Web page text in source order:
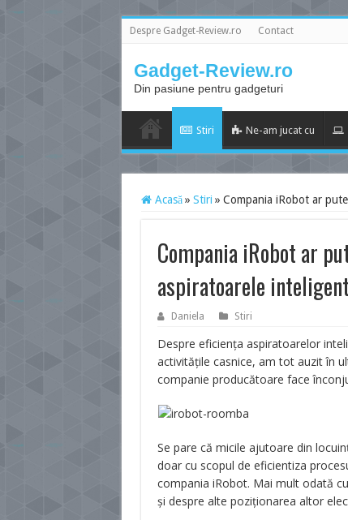
Despre Gadget-Review.ro Contact
Gadget-Review.ro
Din pasiune pentru gadgeturi
Stiri Ne-am jucat cu
Acasă » Stiri » Compania iRobot ar
Compania iRobot ar
aspiratoarele
Daniela Stiri
Despre eficiența aspiratoarelor
activitățile casnice, am tot auzit în
companie producătoare face
Se pare că micile ajutoare din
doar cu scopul de eficientiza
compania iRobot. Mai mult odată
și despre alte poziționarea altor